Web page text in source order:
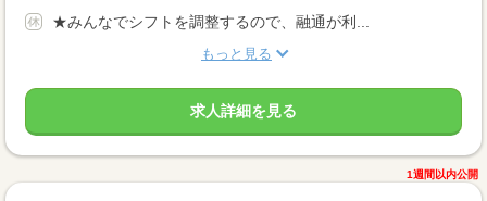
★みんなでシフトを調整するので、融通が利...
もっと見る
求人詳細を見る
1週間以内公開